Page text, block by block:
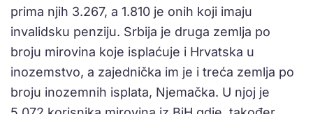
prima njih 3.267, a 1.810 je onih koji imaju
invalidsku penziju. Srbija je druga zemlja po
broju mirovina koje isplaćuje i Hrvatska u
inozemstvo, a zajednička im je i treća zemlja po
broju inozemnih isplata, Njemačka. U njoj je